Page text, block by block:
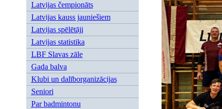
Latvijas čempionāts
Latvijas kauss jauniešiem
Latvijas spēlētāji
Latvijas statistika
LBF Slavas zāle
Gada balva
Klubi un dalīborganizācijas
Seniori
Par badmintonu